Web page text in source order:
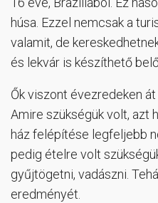
húsa. Ezzel nemcsak a
valamit, de
és lekvár is készíthető
Ők viszont évezredeken
Amire szükségük volt, azt
ház felépítése legfeljebb
pedig ételre volt
gyűjtögetni, vadászni.
eredményét.